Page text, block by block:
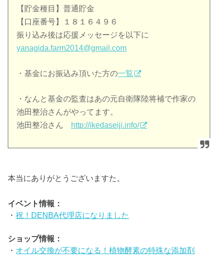
【貯金種目】普通貯金
【口座番号】１８１６４９６
振り込み後は応援メッセージを以下に
yanagida.farm2014@gmail.com
・基金にお振込み頂いた方の一覧
・なんと基金の監査はあの元自衛隊陸将補で作家の
池田整治さんがやってます。
池田整冶さん
http://ikedaseiji.info/
本当にありがとうございますた。
イベント情報：
・祝！DENBA代理店になりました
ショップ情報：
・ オイル交換が不要になる！植物酵素の特殊な添加剤